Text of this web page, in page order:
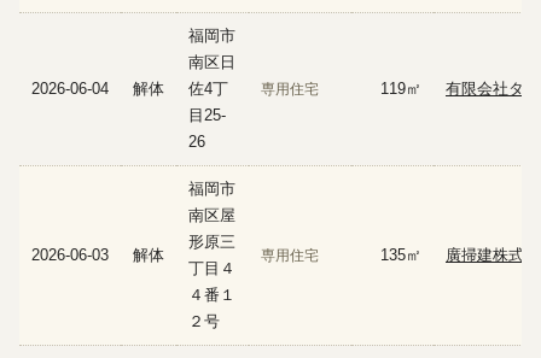
2026-06-04 解体
福岡市
南区日
佐4丁
目25-
26
専用住宅 119㎡ 有限会社タ
2026-06-03 解体
福岡市
南区屋
形原三
丁目４
４番１
２号
専用住宅 135㎡ 廣掃建株式